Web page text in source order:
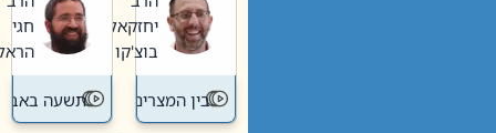
חדשה
לישנה
יחזקאל
בוצ'קו
בין המצרים
תשעה
באב
חגי
הראל
תשעה באב